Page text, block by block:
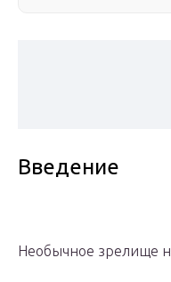
Введение
Необычное зрелище